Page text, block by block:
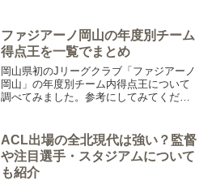
ファジアーノ岡山の年度別チーム
得点王を一覧でまとめ
岡山県初のJリーグクラブ「ファジアーノ
岡山」の年度別チーム内得点王について
調べてみました。参考にしてみてくださ
ACL出場の全北現代は強い？監督
や注目選手・スタジアムについて
も紹介